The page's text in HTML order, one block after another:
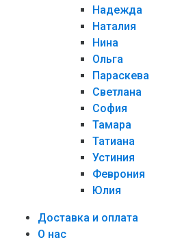
Надежда
Наталия
Нина
Ольга
Параскева
Светлана
София
Тамара
Татиана
Устиния
Феврония
Юлия
Доставка и оплата
О нас